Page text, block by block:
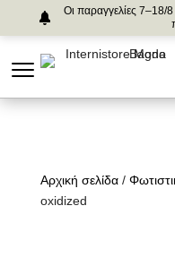
Οι παραγγελίες 7–18/
Αρχική σελίδα/
oxidized